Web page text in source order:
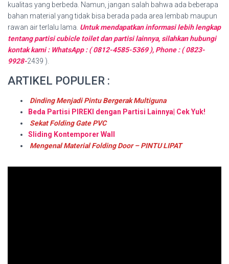
kualitas yang berbeda. Namun, jangan salah bahwa ada beberapa
bahan material yang tidak bisa berada pada area lembab maupun
rawan air terlalu lama. Untuk mendapatkan informasi lebih lengkap
tentang partisi cubicle toilet dan partisi lainnya, silahkan hubungi
kontak kami : WhatsApp : ( 0812-4585-5369 ), Phone : ( 0823-
9928-2439 ).
ARTIKEL POPULER :
Dinding Menjadi Pintu Bergerak Multiguna
Beda Partisi PIREKI dengan Partisi Lainnya| Cek Yuk!
Sekat Folding Gate PVC
Sliding Kontemporer Wall
Mengenal Material Folding Door – PINTU LIPAT